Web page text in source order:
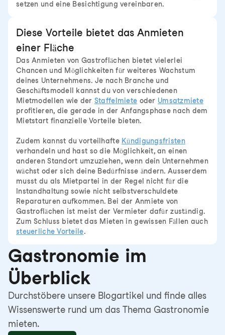
setzen und eine Besichtigung vereinbaren.
Diese Vorteile bietet das Anmieten
einer Fläche
Das Anmieten von Gastroflächen bietet vielerlei
Chancen und Möglichkeiten für weiteres Wachstum
deines Unternehmens. Je nach Branche und
Geschäftsmodell kannst du von verschiedenen
Mietmodellen wie der Staffelmiete oder Umsatzmiete
profitieren, die gerade in der Anfangsphase nach dem
Mietstart finanzielle Vorteile bieten.
Zudem kannst du vorteilhafte Kündigungsfristen
verhandeln und hast so die Möglichkeit, an einen
anderen Standort umzuziehen, wenn dein Unternehmen
wächst oder sich deine Bedürfnisse ändern. Ausserdem
musst du als Mietpartei in der Regel nicht für die
Instandhaltung sowie nicht selbstverschuldete
Reparaturen aufkommen. Bei der Anmiete von
Gastroflächen ist meist der Vermieter dafür zuständig.
Zum Schluss bietet das Mieten in gewissen Fällen auch
steuerliche Vorteile.
Gastronomie im
Überblick
Durchstöbere unsere Blogartikel und finde alles
Wissenswerte rund um das Thema Gastronomie
mieten.